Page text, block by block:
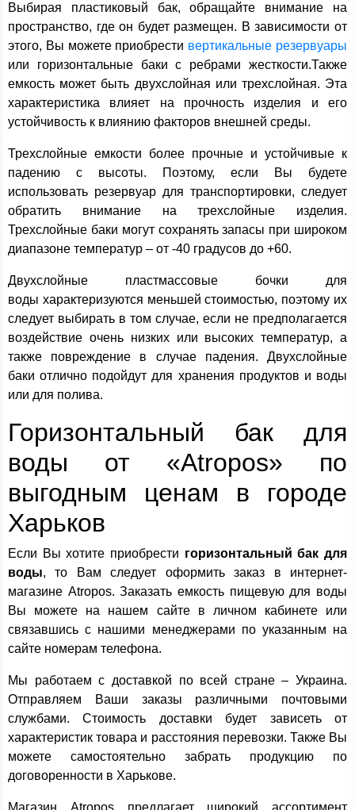
Выбирая пластиковый бак, обращайте внимание на
пространство, где он будет размещен. В зависимости от
этого, Вы можете приобрести вертикальные резервуары
или горизонтальные баки с ребрами жесткости.Также
емкость может быть двухслойная или трехслойная. Эта
характеристика влияет на прочность изделия и его
устойчивость к влиянию факторов внешней среды.
Трехслойные емкости более прочные и устойчивые к
падению с высоты. Поэтому, если Вы будете
использовать резервуар для транспортировки, следует
обратить внимание на трехслойные изделия.
Трехслойные баки могут сохранять запасы при широком
диапазоне температур – от -40 градусов до +60.
Двухслойные пластмассовые бочки для
воды характеризуются меньшей стоимостью, поэтому их
следует выбирать в том случае, если не предполагается
воздействие очень низких или высоких температур, а
также повреждение в случае падения. Двухслойные
баки отлично подойдут для хранения продуктов и воды
или для полива.
Горизонтальный бак для
воды от «Atropos» по
выгодным ценам в городе
Харьков
Если Вы хотите приобрести горизонтальный бак для
воды, то Вам следует оформить заказ в интернет-
магазине Atropos. Заказать емкость пищевую для воды
Вы можете на нашем сайте в личном кабинете или
связавшись с нашими менеджерами по указанным на
сайте номерам телефона.
Мы работаем с доставкой по всей стране – Украина.
Отправляем Ваши заказы различными почтовыми
службами. Стоимость доставки будет зависеть от
характеристик товара и расстояния перевозки. Также Вы
можете самостоятельно забрать продукцию по
договоренности в Харькове.
Магазин Atropos предлагает широкий ассортимент